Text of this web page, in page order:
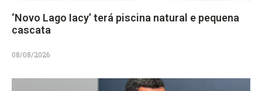
‘Novo Lago Iacy’ terá piscina natural e pequena
cascata
08/08/2026